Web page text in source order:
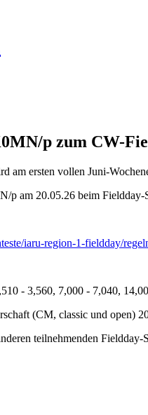
p zum CW-
ersten vollen Juni-
am 20.05.26 beim
iaru-region-1-fieldday/
- 3,560, 7,000 - 7,040,
(CM, classic und open)
teilnehmenden Fieldday-